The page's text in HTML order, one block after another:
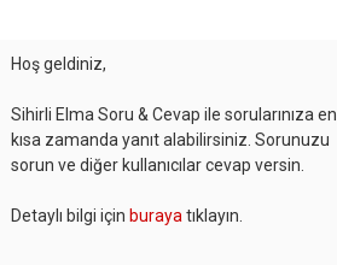
Hoş geldiniz,
Sihirli Elma Soru & Cevap ile sorularınıza en
kısa zamanda yanıt alabilirsiniz. Sorunuzu
sorun ve diğer kullanıcılar cevap versin.
Detaylı bilgi için buraya tıklayın.